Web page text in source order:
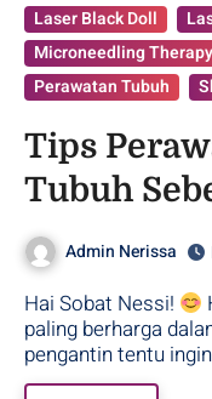
Laser Black Doll
Microneedling
Perawatan Tubuh
Tips
Tubuh
Nerissa
Admin Nerissa
Hai Sobat Nessi!
paling berharga
pengantin tentu